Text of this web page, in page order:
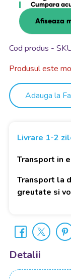
Cumpara
Afiseaza
Cod produs -
Produsul este
Adauga la
Livrare 1-2
Transport in
Transport la
greutate si
Detalii